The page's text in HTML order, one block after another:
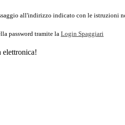
all'indirizzo indicato con le istruzioni
password tramite la Login Spaggiari
elettronica!